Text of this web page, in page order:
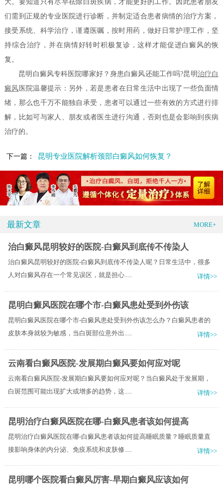
大。要知道只有尽早祛除白斑疾病，才能更好的工作。因此患者朋友
们需到正规的专业医院进行诊断，并制定适合患者病情的治疗方案，
接受系统、科学治疗，谨遵医嘱，按时用药，做好日常护理工作，坚
持综合治疗，并在病情好转时积极复诊，这样才能促进白癜风的恢
复。
昆明白癜风专科医院哪家好？身患白癜风还能工作吗?昆明治疗白
癜风 医院温馨提示：另外，若是患者在日常生活中出现了一些负面情
绪，那么也千万不能独自承受，患者可以通过一些有效的方式进行排
解，比如可与家人、朋友或者医生进行沟通，否则也是会影响到疾病
治疗的。
下一篇： 昆明专业医院解析颈部白癜风如何恢复？
最新文章 MORE+
治白癜风昆明较好的医院-白癜风到底传不传染人
治白癜风昆明较好的医院-白癜风到底传不传染人呢？日常生活中，很多
人对白癜风存在一个常见误区，就是担心.....
详情>>
昆明白癜风医院在哪个市-白癜风患处受到外伤该
昆明白癜风医院在哪个市-白癜风患处受到外伤该怎么办？白癜风患者的
皮肤本身就较为敏感，当白斑部位意外出.....
详情>>
云南看白癜风医院-发展期白癜风要如何应对呢
云南看白癜风医院-发展期白癜风要如何应对呢？当白癜风处于发展期，
白斑范围可能出现扩大或增多的趋势，这.....
详情>>
昆明治疗白癜风医院在哪-白癜风患者该如何提高
昆明治疗白癜风医院在哪-白癜风患者该如何提高睡眠质量？睡眠质量直
接影响身体的内分泌、免疫系统和皮肤修.....
详情>>
昆明哪个医院看白癜风厉害-早期白癜风应该如何